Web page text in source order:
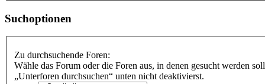
Suchoptionen
Zu durchsuchende Foren:
Wähle das Forum oder die Foren aus, in denen gesucht werden
„Unterforen durchsuchen“ unten nicht deaktivierst.